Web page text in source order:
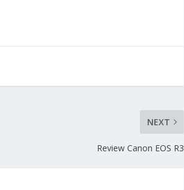
NEXT
Review Canon EOS R3